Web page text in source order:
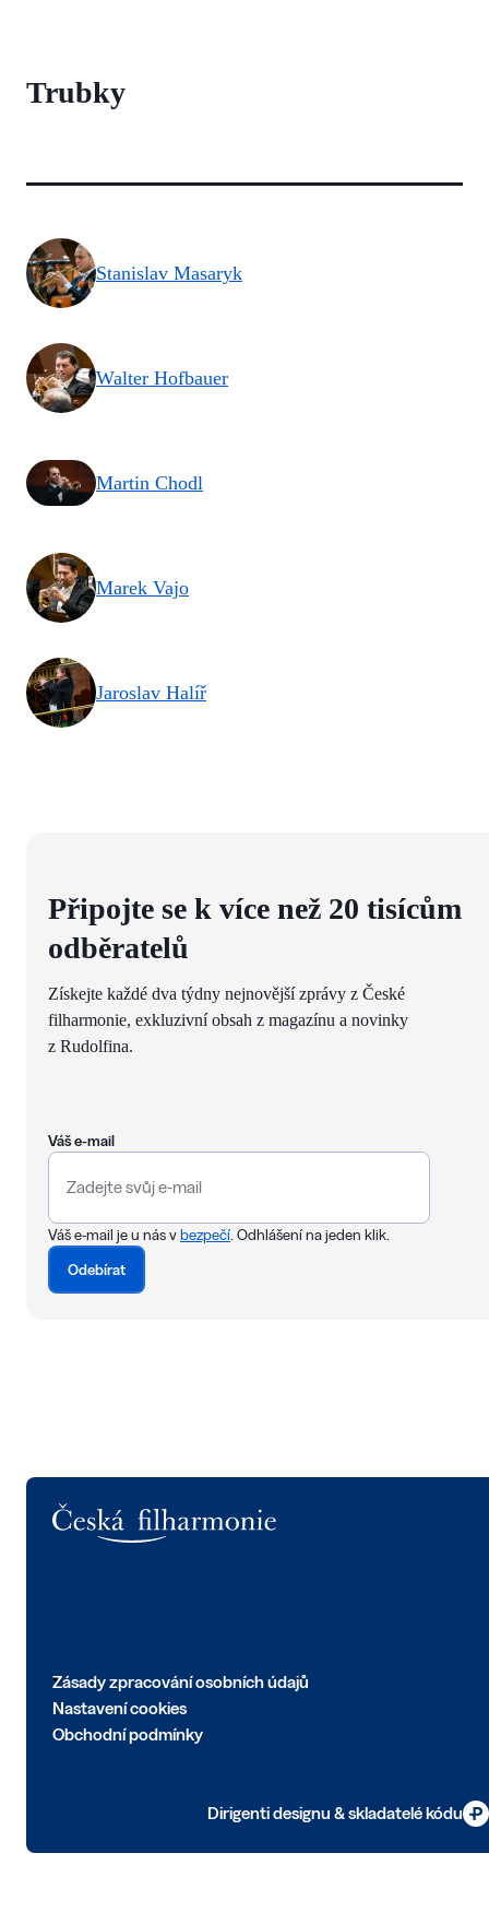
Trubky
Stanislav Masaryk
Walter Hofbauer
Martin Chodl
Marek Vajo
Jaroslav Halíř
Připojte se k více než 20 tisícům
odběratelů
Získejte každé dva týdny nejnovější zprávy z České
filharmonie, exkluzivní obsah z magazínu a novinky
z Rudolfina.
Váš e-mail
Váš e-mail je u nás vbezpečí . Odhlášení na jeden klik.
Odebírat
Zásady zpracování osobních údajů
Nastavení cookies
Obchodní podmínky
Dirigenti designu & skladatelé kódu